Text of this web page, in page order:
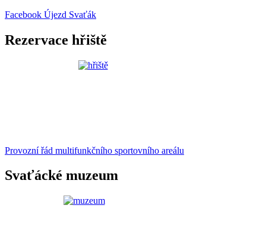
Facebook Újezd Svaťák
Rezervace hřiště
Provozní řád multifunkčního sportovního areálu
Svaťácké muzeum